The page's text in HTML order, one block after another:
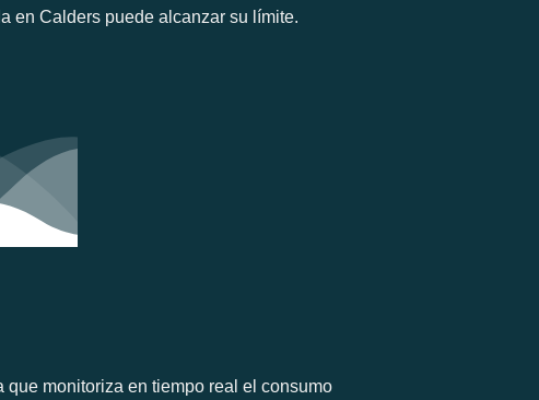
en Calders puede alcanzar su límite.
que monitoriza en tiempo real el consumo